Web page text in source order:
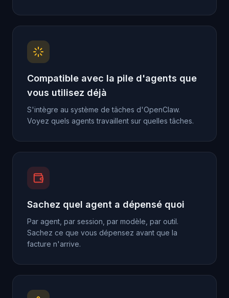
Compatible avec la pile d'agents que
vous utilisez déjà
S'intègre au système de tâches d'OpenClaw.
Voyez quels agents travaillent sur quelles tâches.
Sachez quel agent a dépensé quoi
Par agent, par session, par modèle, par outil.
Sachez ce que vous dépensez avant que la
facture n'arrive.